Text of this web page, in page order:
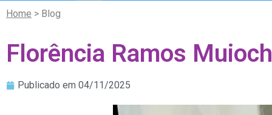
Home > Blog
Florência Ramos
Publicado em 04/11/2025